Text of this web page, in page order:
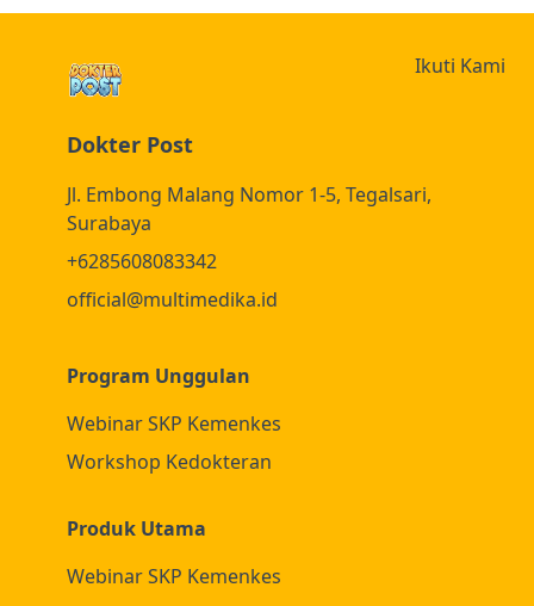
Umum (Termasuk Dosis Obat
Dokter Post
Jl. Embong Malang Nomor 1-5, Tegalsari,
Surabaya
+6285608083342
official@multimedika.id
Program Unggulan
Webinar SKP Kemenkes
Workshop Kedokteran
Produk Utama
Webinar SKP Kemenkes
Ikuti Kami